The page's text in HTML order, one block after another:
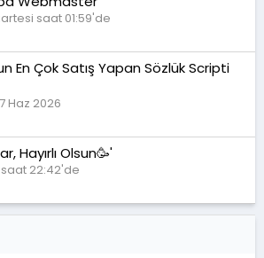
saat 01:59'de
En Çok Satış Yapan Sözlük Scripti
Haz 2026
Hayırlı Olsun🥳'
saat 22:42'de